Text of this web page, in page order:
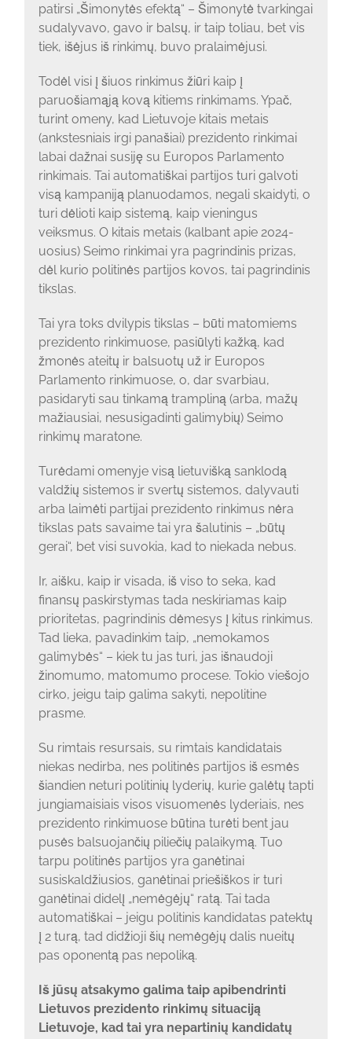
patirsi „Šimonytės efektą“ – Šimonytė tvarkingai
sudalyvavo, gavo ir balsų, ir taip toliau, bet vis
tiek, išėjus iš rinkimų, buvo pralaimėjusi.
Todėl visi į šiuos rinkimus žiūri kaip į
paruošiamąją kovą kitiems rinkimams. Ypač,
turint omeny, kad Lietuvoje kitais metais
(ankstesniais irgi panašiai) prezidento rinkimai
labai dažnai susiję su Europos Parlamento
rinkimais. Tai automatiškai partijos turi galvoti
visą kampaniją planuodamos, negali skaidyti, o
turi dėlioti kaip sistemą, kaip vieningus
veiksmus. O kitais metais (kalbant apie 2024-
uosius) Seimo rinkimai yra pagrindinis prizas,
dėl kurio politinės partijos kovos, tai pagrindinis
tikslas.
Tai yra toks dvilypis tikslas – būti matomiems
prezidento rinkimuose, pasiūlyti kažką, kad
žmonės ateitų ir balsuotų už ir Europos
Parlamento rinkimuose, o, dar svarbiau,
pasidaryti sau tinkamą trampliną (arba, mažų
mažiausiai, nesusigadinti galimybių) Seimo
rinkimų maratone.
Turėdami omenyje visą lietuvišką sanklodą
valdžių sistemos ir svertų sistemos, dalyvauti
arba laimėti partijai prezidento rinkimus nėra
tikslas pats savaime tai yra šalutinis – „būtų
gerai“, bet visi suvokia, kad to niekada nebus.
Ir, aišku, kaip ir visada, iš viso to seka, kad
finansų paskirstymas tada neskiriamas kaip
prioritetas, pagrindinis dėmesys į kitus rinkimus.
Tad lieka, pavadinkim taip, „nemokamos
galimybės“ – kiek tu jas turi, jas išnaudoji
žinomumo, matomumo procese. Tokio viešojo
cirko, jeigu taip galima sakyti, nepolitine
prasme.
Su rimtais resursais, su rimtais kandidatais
niekas nedirba, nes politinės partijos iš esmės
šiandien neturi politinių lyderių, kurie galėtų tapti
jungiamaisiais visos visuomenės lyderiais, nes
prezidento rinkimuose būtina turėti bent jau
pusės balsuojančių piliečių palaikymą. Tuo
tarpu politinės partijos yra ganėtinai
susiskaldžiusios, ganėtinai priešiškos ir turi
ganėtinai didelį „nemėgėjų“ ratą. Tai tada
automatiškai – jeigu politinis kandidatas patektų
į 2 turą, tad didžioji šių nemėgėjų dalis nueitų
pas oponentą pas nepoliką.
Iš jūsų atsakymo galima taip apibendrinti
Lietuvos prezidento rinkimų situaciją
Lietuvoje, kad tai yra nepartinių kandidatų